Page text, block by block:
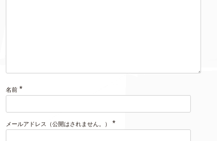
名前 *
メールアドレス（公開はされません。） *